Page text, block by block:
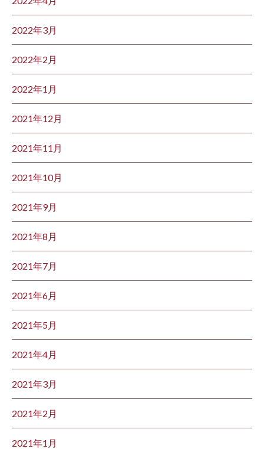
2022年3月
2022年2月
2022年1月
2021年12月
2021年11月
2021年10月
2021年9月
2021年8月
2021年7月
2021年6月
2021年5月
2021年4月
2021年3月
2021年2月
2021年1月